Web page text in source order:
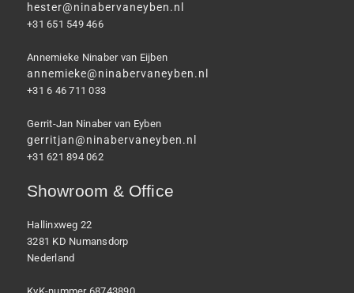
hester@ninabervaneyben.nl
+31 651 549 466
Annemieke Ninaber van Eijben
annemieke@ninabervaneyben.nl
+31 6 46 711 033
Gerrit-Jan Ninaber van Eyben
gerritjan@ninabervaneyben.nl
+31 621 894 062
Showroom & Office
Hallinxweg 22
3281 KD Numansdorp
Nederland